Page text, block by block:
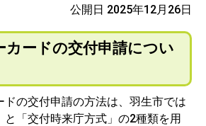
公開日 2025年12月26日
カードの交付申請につい
の交付申請の方法は、羽生市では
と「交付時来庁方式」の2種類を用